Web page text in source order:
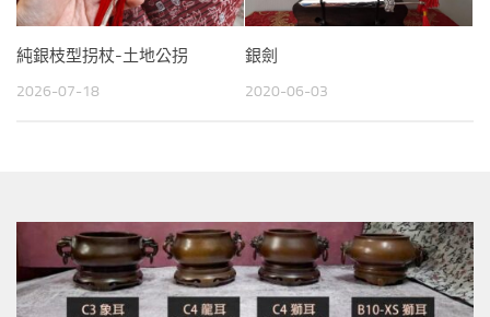
純銀枝型拐杖-土地公拐
2026-07-18
銀劍
2020-06-03